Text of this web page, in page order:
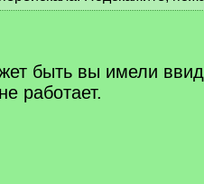
быть вы имели
работает.